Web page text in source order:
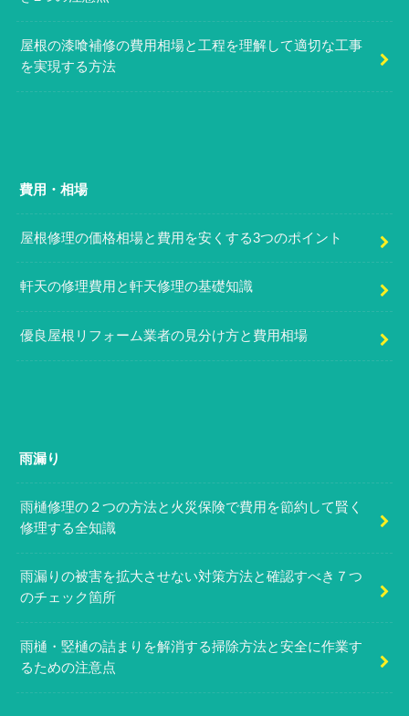
屋根の漆喰補修の費用相場と工程を理解して適切な工事
を実現する方法
費用・相場
屋根修理の価格相場と費用を安くする3つのポイント
軒天の修理費用と軒天修理の基礎知識
優良屋根リフォーム業者の見分け方と費用相場
雨漏り
雨樋修理の２つの方法と火災保険で費用を節約して賢く
修理する全知識
雨漏りの被害を拡大させない対策方法と確認すべき７つ
のチェック箇所
雨樋・竪樋の詰まりを解消する掃除方法と安全に作業す
るための注意点